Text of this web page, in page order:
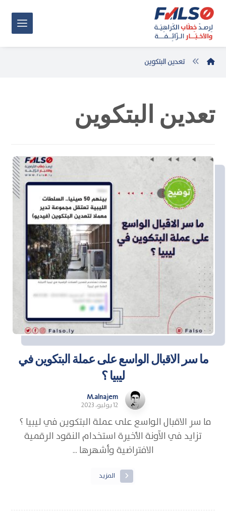
تعدين البتكوين
تعدين البتكوين
ما سر الاقبال الواسع على عملة البتكوين في
ليبيا ؟
M.alnajem
12 يوليو، 2023
ما سر الاقبال الواسع على عملة البتكوين في ليبيا ؟
تزايد في الآونة الأخيرة استخدام النقود الرقمية
الافتراضية وأشهرها ...
المزيد